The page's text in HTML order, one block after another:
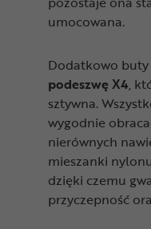
umocowana.
Dodatkowo
podeszwę X4,
sztywna.
wygodnie
nierównych
mieszanki
dzięki czemu
przyczepność